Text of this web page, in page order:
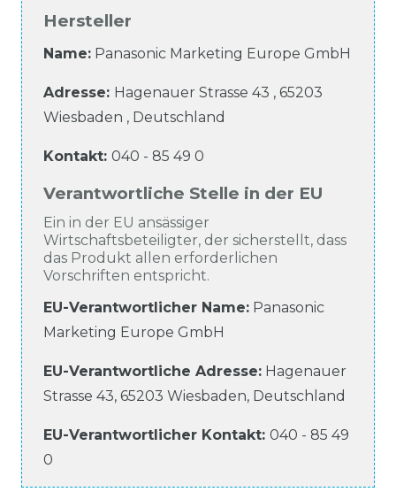
Hersteller
Name: Panasonic Marketing Europe GmbH
Adresse: Hagenauer Strasse 43 , 65203
Wiesbaden , Deutschland
Kontakt: 040 - 85 49 0
Verantwortliche Stelle in der EU
Ein in der EU ansässiger
Wirtschaftsbeteiligter, der sicherstellt, dass
das Produkt allen erforderlichen
Vorschriften entspricht.
EU-Verantwortlicher Name: Panasonic
Marketing Europe GmbH
EU-Verantwortliche Adresse: Hagenauer
Strasse 43, 65203 Wiesbaden, Deutschland
EU-Verantwortlicher Kontakt: 040 - 85 49
0